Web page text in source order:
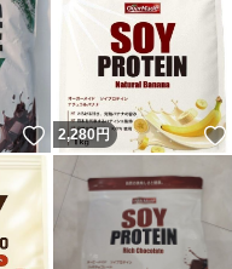
いいね！
2,280円